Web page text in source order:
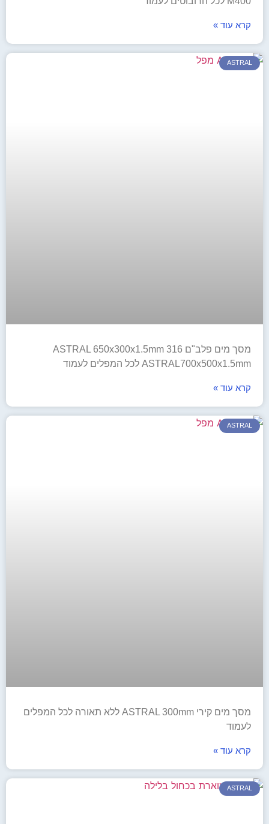
קרא עוד »
ASTRAL
מסך מים פלב"ם 316 ASTRAL 650x300x1.5mm
ASTRAL700x500x1.5mm לכל המפלים לעמוד
קרא עוד »
ASTRAL
מסך מים קירי ASTRAL 300mm ללא תאורה לכל המפלים
לעמוד
קרא עוד »
ASTRAL